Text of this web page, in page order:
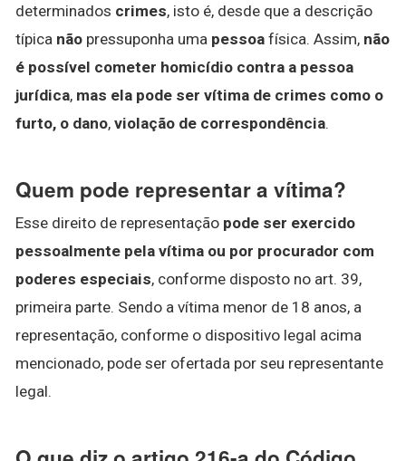
determinados crimes, isto é, desde que a descrição
típica não pressuponha uma pessoa física. Assim, não
é possível cometer homicídio contra a pessoa
jurídica, mas ela pode ser vítima de crimes como o
furto, o dano, violação de correspondência.
Quem pode representar a vítima?
Esse direito de representação pode ser exercido
pessoalmente pela vítima ou por procurador com
poderes especiais, conforme disposto no art. 39,
primeira parte. Sendo a vítima menor de 18 anos, a
representação, conforme o dispositivo legal acima
mencionado, pode ser ofertada por seu representante
legal.